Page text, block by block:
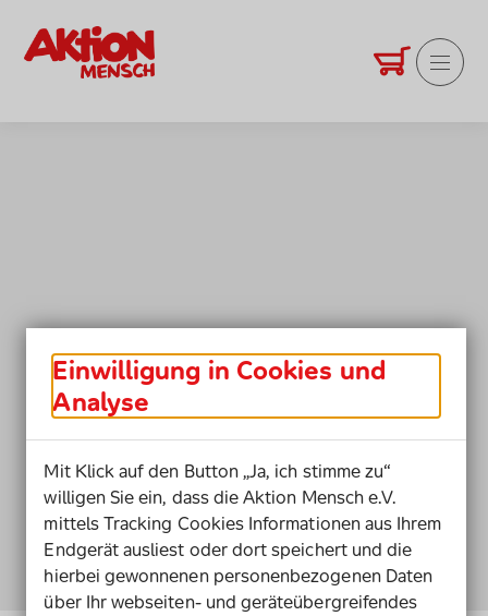
Bestellservice Startseite
Warenkorb
Produkte
Einwilligung in Cookies und
Analyse
Mit Klick auf den Button „Ja, ich stimme zu“
willigen Sie ein, dass die Aktion Mensch e.V.
mittels Tracking Cookies Informationen aus Ihrem
Endgerät ausliest oder dort speichert und die
hierbei gewonnenen personenbezogenen Daten
über Ihr webseiten- und geräteübergreifendes